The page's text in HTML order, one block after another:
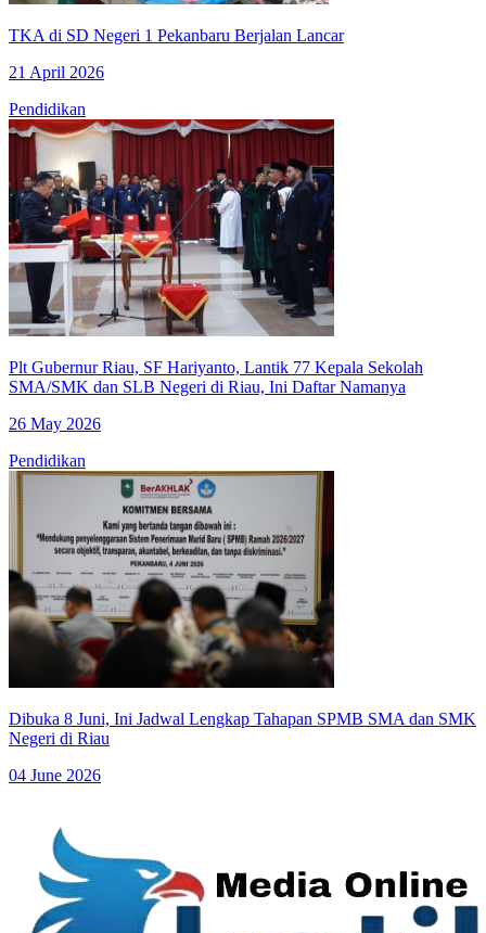
TKA di SD Negeri 1 Pekanbaru Berjalan Lancar
21 April 2026
Pendidikan
Plt Gubernur Riau, SF Hariyanto, Lantik 77 Kepala Sekolah
SMA/SMK dan SLB Negeri di Riau, Ini Daftar Namanya
26 May 2026
Pendidikan
Dibuka 8 Juni, Ini Jadwal Lengkap Tahapan SPMB SMA dan SMK
Negeri di Riau
04 June 2026